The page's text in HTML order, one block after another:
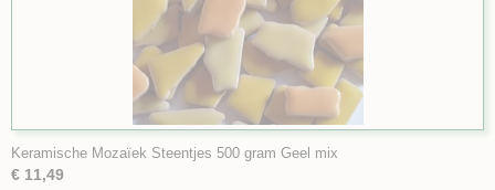
Keramische Mozaïek Steentjes 500 gram Geel mix
€ 11,49